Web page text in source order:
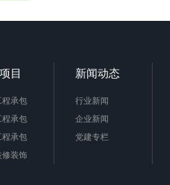
目
程承包
程承包
程承包
装饰
新闻动态
行业新闻
企业新闻
党建专栏